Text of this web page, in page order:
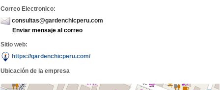
Correo Electronico:
consultas@gardenchicperu.com
Enviar mensaje al correo
Sitio web:
https://gardenchicperu.com/
Ubicación de la empresa